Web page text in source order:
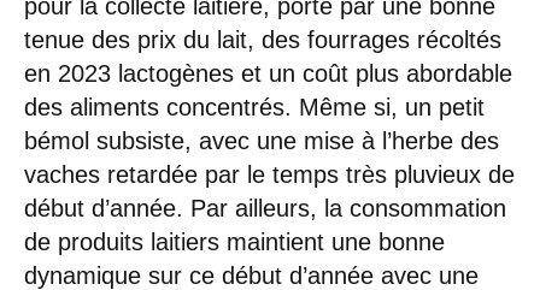
pour la collecte laitière, porté par une bonne
tenue des prix du lait, des fourrages récoltés
en 2023 lactogènes et un coût plus abordable
des aliments concentrés. Même si, un petit
bémol subsiste, avec une mise à l’herbe des
vaches retardée par le temps très pluvieux de
début d’année. Par ailleurs, la consommation
de produits laitiers maintient une bonne
dynamique sur ce début d’année avec une